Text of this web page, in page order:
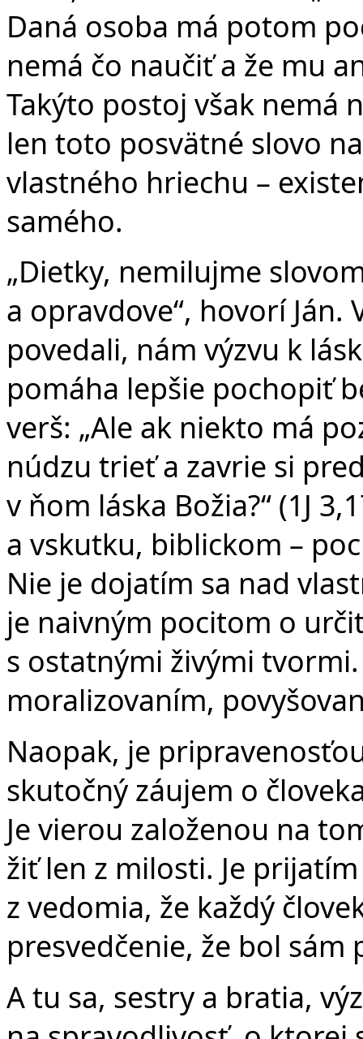
Daná osoba má potom
nemá čo naučiť a že mu
Takýto postoj však nemá
len toto posvätné slovo
vlastného hriechu –
samého.
„Dietky, nemilujme
a opravdove“, hovorí Ján.
povedali, nám výzvu k
pomáha lepšie pochopiť
verš: „Ale ak niekto má
núdzu trieť a zavrie si
v ňom láska Božia?“ (1J
a vskutku, biblickom –
Nie je dojatím sa nad
je naivným pocitom o
s ostatnými živými
moralizovaním,
Naopak, je
skutočný záujem o
Je vierou založenou na
žiť len z milosti. Je
z vedomia, že každý
presvedčenie, že bol sám
A tu sa, sestry a bratia,